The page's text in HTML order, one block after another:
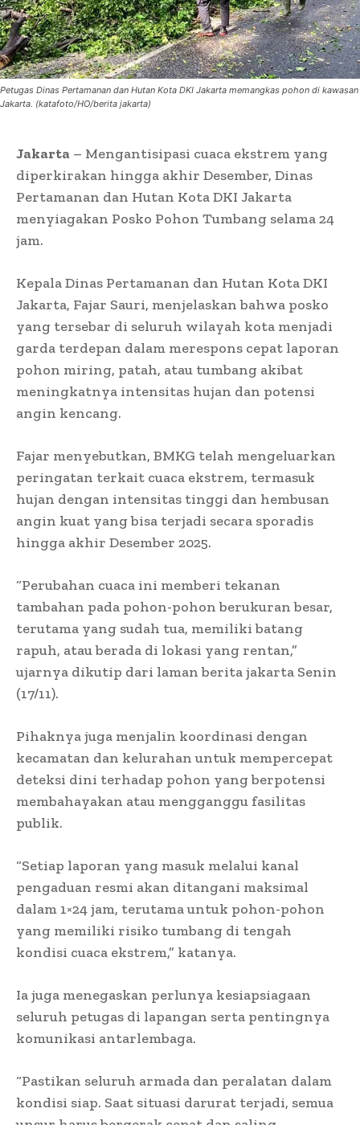
Petugas Dinas Pertamanan dan Hutan Kota DKI Jakarta memangkas pohon di kawasan
Jakarta. (katafoto/HO/berita jakarta)
Jakarta – Mengantisipasi cuaca ekstrem yang
diperkirakan hingga akhir Desember, Dinas
Pertamanan dan Hutan Kota DKI Jakarta
menyiagakan Posko Pohon Tumbang selama 24
jam.
Kepala Dinas Pertamanan dan Hutan Kota DKI
Jakarta, Fajar Sauri, menjelaskan bahwa posko
yang tersebar di seluruh wilayah kota menjadi
garda terdepan dalam merespons cepat laporan
pohon miring, patah, atau tumbang akibat
meningkatnya intensitas hujan dan potensi
angin kencang.
Fajar menyebutkan, BMKG telah mengeluarkan
peringatan terkait cuaca ekstrem, termasuk
hujan dengan intensitas tinggi dan hembusan
angin kuat yang bisa terjadi secara sporadis
hingga akhir Desember 2025.
“Perubahan cuaca ini memberi tekanan
tambahan pada pohon-pohon berukuran besar,
terutama yang sudah tua, memiliki batang
rapuh, atau berada di lokasi yang rentan,”
ujarnya dikutip dari laman berita jakarta Senin
(17/11).
Pihaknya juga menjalin koordinasi dengan
kecamatan dan kelurahan untuk mempercepat
deteksi dini terhadap pohon yang berpotensi
membahayakan atau mengganggu fasilitas
publik.
“Setiap laporan yang masuk melalui kanal
pengaduan resmi akan ditangani maksimal
dalam 1×24 jam, terutama untuk pohon-pohon
yang memiliki risiko tumbang di tengah
kondisi cuaca ekstrem,” katanya.
Ia juga menegaskan perlunya kesiapsiagaan
seluruh petugas di lapangan serta pentingnya
komunikasi antarlembaga.
“Pastikan seluruh armada dan peralatan dalam
kondisi siap. Saat situasi darurat terjadi, semua